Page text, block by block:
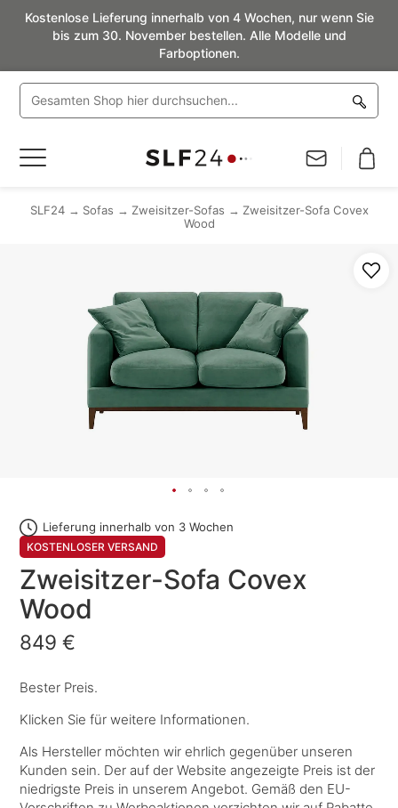
Kostenlose Lieferung innerhalb von 4 Wochen, nur wenn Sie
bis zum 30. November bestellen. Alle Modelle und
Farboptionen.
Navigation
SLF24 Sofas Zweisitzer-Sofas
Zweisitzer-Sofa Covex
Wood
Lieferung innerhalb von 3 Wochen
KOSTENLOSER VERSAND
Zweisitzer-Sofa Covex
Wood
849 €
Bester Preis.
Klicken Sie für weitere Informationen.
Als Hersteller möchten wir ehrlich gegenüber unseren
Kunden sein. Der auf der Website angezeigte Preis ist der
niedrigste Preis in unserem Angebot. Gemäß den EU-